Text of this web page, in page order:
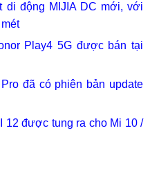
di động MIJIA DC mới, với
Play4 5G được bán tại
đã có phiên bản update
12 được tung ra cho Mi 10 /